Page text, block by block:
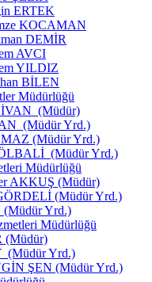
ERTEK
KOCAMAN
DEMİR
AVCI
YILDIZ
BİLEN
Müdürlüğü
(Müdür)
(Müdür Yrd.)
(Müdür Yrd.)
(Müdür Yrd.)
Müdürlüğü
AKKUŞ (Müdür)
(Müdür Yrd.)
(Müdür Yrd.)
Müdürlüğü
(Müdür)
(Müdür Yrd.)
ŞEN (Müdür Yrd.)